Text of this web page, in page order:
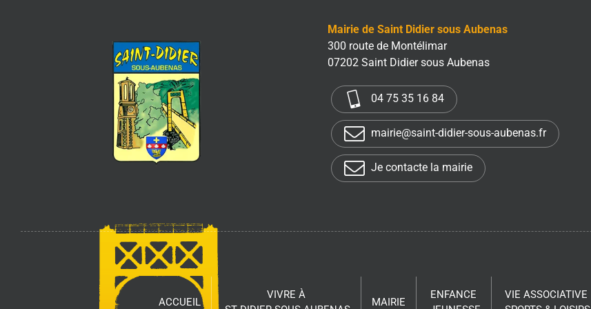
Mairie de Saint Didier sous Aubenas
300 route de Montélimar
07202 Saint Didier sous Aubenas
04 75 35 16 84
mairie@saint-didier-sous-aubenas.fr
Je contacte la mairie
ACCUEIL
VIVRE À
MAIRIE
ENFANCE
VIE ASSOCIATIVE